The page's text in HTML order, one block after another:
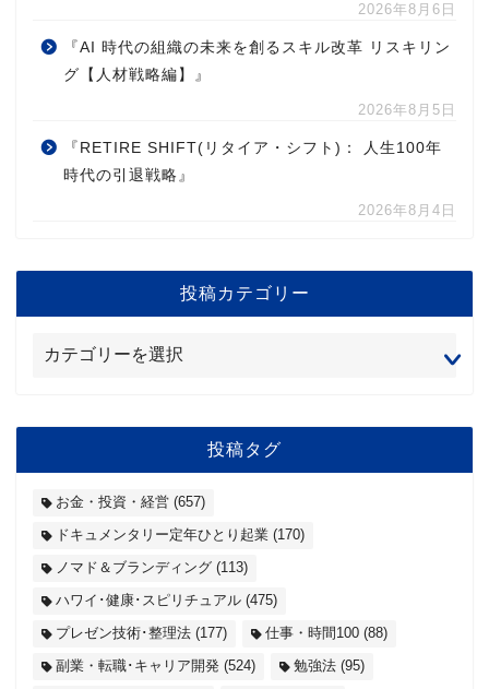
2026年8月6日
『AI 時代の組織の未来を創るスキル改革 リスキリン
グ【人材戦略編】』
2026年8月5日
『RETIRE SHIFT(リタイア・シフト)： 人生100年
時代の引退戦略』
2026年8月4日
投稿カテゴリー
投稿タグ
お金・投資・経営 (657)
ドキュメンタリー定年ひとり起業 (170)
ノマド＆ブランディング (113)
ハワイ･健康･スピリチュアル (475)
プレゼン技術･整理法 (177) 仕事・時間100 (88)
副業・転職･キャリア開発 (524) 勉強法 (95)